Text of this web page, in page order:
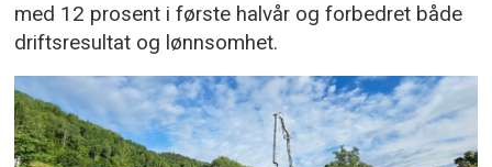
med 12 prosent i første halvår og forbedret både
driftsresultat og lønnsomhet.